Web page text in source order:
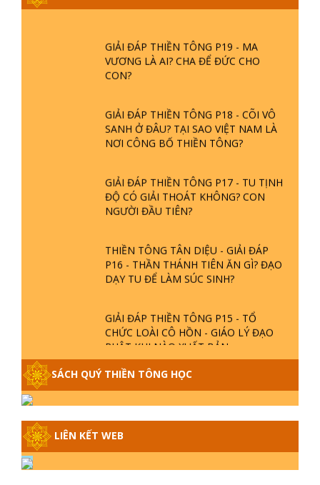
GIẢI ĐÁP THIỀN TÔNG P19 - MA
VƯƠNG LÀ AI? CHA ĐỂ ĐỨC CHO
CON?
GIẢI ĐÁP THIỀN TÔNG P18 - CÕI VÔ
SANH Ở ĐÂU? TẠI SAO VIỆT NAM LÀ
NƠI CÔNG BỐ THIỀN TÔNG?
GIẢI ĐÁP THIỀN TÔNG P17 - TU TỊNH
ĐỘ CÓ GIẢI THOÁT KHÔNG? CON
NGƯỜI ĐẦU TIÊN?
THIỀN TÔNG TÂN DIỆU - GIẢI ĐÁP
P16 - THẦN THÁNH TIÊN ĂN GÌ? ĐẠO
DẠY TU ĐỂ LÀM SÚC SINH?
GIẢI ĐÁP THIỀN TÔNG P15 - TỔ
CHỨC LOÀI CÔ HỒN - GIÁO LÝ ĐẠO
PHẬT KHI NÀO XUẤT BẢN
GIẢI ĐÁP THIỀN TÔNG ĐẶC BIỆT -
P14 - NGUỒN GỐC ÂM LỊCH DƯƠNG
LỊCH - TẦNG BÌNH LƯU LỚN ĐẾN
ĐÂU
SÁCH QUÝ THIỀN TÔNG HỌC
LIÊN KẾT WEB